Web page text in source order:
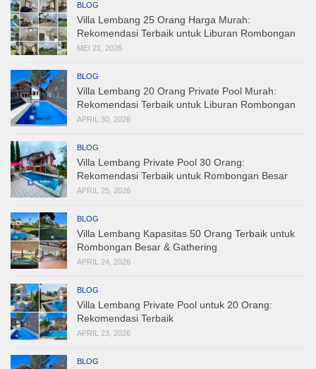
BLOG
Villa Lembang 25 Orang Harga Murah:
Rekomendasi Terbaik untuk Liburan Rombongan
MEI 21, 2026
BLOG
Villa Lembang 20 Orang Private Pool Murah:
Rekomendasi Terbaik untuk Liburan Rombongan
APRIL 30, 2026
BLOG
Villa Lembang Private Pool 30 Orang:
Rekomendasi Terbaik untuk Rombongan Besar
APRIL 25, 2026
BLOG
Villa Lembang Kapasitas 50 Orang Terbaik untuk
Rombongan Besar & Gathering
APRIL 24, 2026
BLOG
Villa Lembang Private Pool untuk 20 Orang:
Rekomendasi Terbaik
APRIL 23, 2026
BLOG